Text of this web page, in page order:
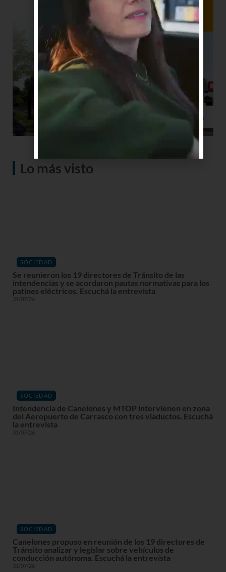
Lo más visto
SOCIEDAD
Se reunieron los 19 directores de Tránsito de las
intendencias y se acordaron pautas normativas para los
patines eléctricos. Escuchá la entrevista
31/07/26
SOCIEDAD
Intendencia de Canelones y MTOP intervienen en zona
del Aeropuerto de Carrasco con tres viaductos. Escuchá
la entrevista
31/07/26
SOCIEDAD
Canelones propuso en reunión de los 19 directores de
Tránsito analizar y legislar sobre vehículos de
conducción autónoma. Escuchá la entrevista
31/07/26